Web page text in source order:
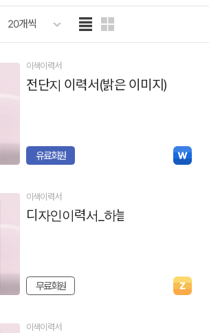
20개씩
이색이력서
전단지 이력서(밝은 이미지)
유료회원
이색이력서
디자인이력서_하늘
무료회원
이색이력서